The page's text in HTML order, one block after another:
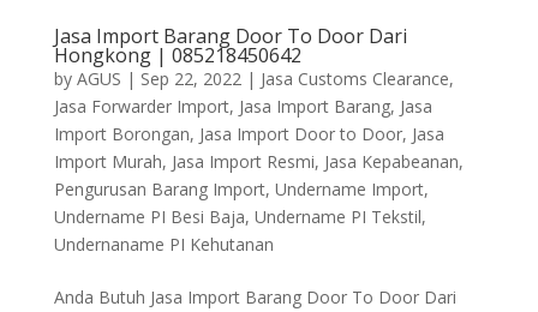
Jasa Import Barang Door To Door Dari
Hongkong | 085218450642
by AGUS | Sep 22, 2022| Jasa Customs Clearance,
Jasa Forwarder Import, Jasa Import Barang, Jasa
Import Borongan, Jasa Import Door to Door, Jasa
Import Murah, Jasa Import Resmi, Jasa Kepabeanan,
Pengurusan Barang Import, Undername Import,
Undername PI Besi Baja, Undername PI Tekstil,
Undernaname PI Kehutanan
Anda Butuh Jasa Import Barang Door To Door Dari